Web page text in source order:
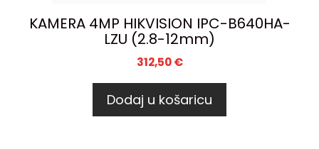
KAMERA 4MP HIKVISION IPC-B640HA-
LZU (2.8-12mm)
312,50€
Dodaj u košaricu